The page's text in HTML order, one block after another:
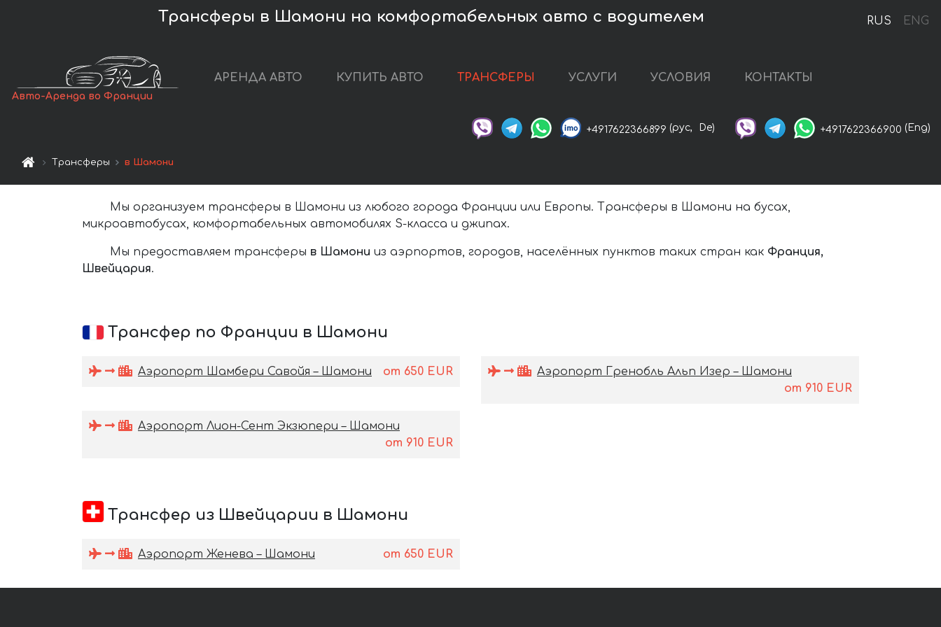
RUS ENG
Трансферы в Шамони на комфортабельных авто с водителем
Авто-Аренда во Франции
АРЕНДА АВТО КУПИТЬ АВТО ТРАНСФЕРЫ УСЛУГИ УСЛОВИЯ КОНТАКТЫ
+4917622366899 (рус, De) +4917622366900 (Eng)
Трансферы в Шамони
Мы организуем трансферы в Шамони из любого города Франции или Европы. Трансферы в Шамони на бусах,
микроавтобусах, комфортабельных автомобилях S-класса и джипах.
Мы предоставляем трансферы в Шамони из аэрпортов, городов, населённых пунктов таких стран как Франция,
Швейцария.
Трансфер по Франции в Шамони
Аэропорт Шамбери Савойя – Шамони от 650 EUR
Аэропорт Гренобль Альп Изер – Шамони
от 910 EUR
Аэропорт Лион-Сент Экзюпери – Шамони
от 910 EUR
Трансфер из Швейцарии в Шамони
Аэропорт Женева – Шамони от 650 EUR